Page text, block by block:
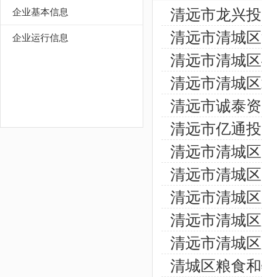
企业基本信息
企业运行信息
清远市龙兴
清远市清城
清远市清城
清远市清城
清远市诚泰
清远市亿通
清远市清城
清远市清城
清远市清城
清远市清城
清远市清城
清城区粮食